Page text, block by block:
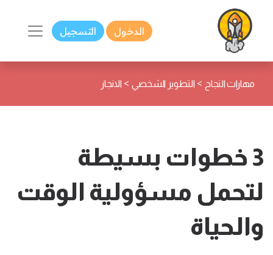
الدخول التسجيل
مهارات النجاح > التطوير الشخصي > الانجاز
3 خطوات بسيطة
لتحمل مسؤولية الوقت
والحياة